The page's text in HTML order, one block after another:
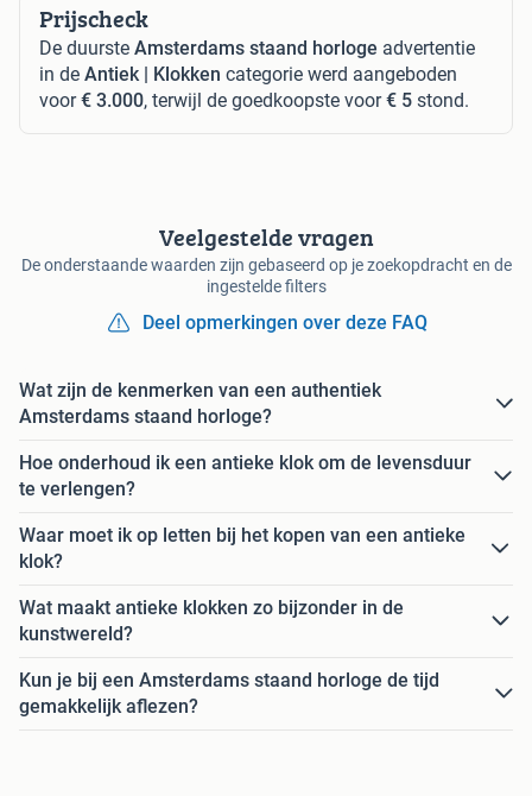
Prijscheck
De duurste Amsterdams staand horloge advertentie
in de Antiek | Klokken categorie werd aangeboden
voor€ 3.000, terwijl de goedkoopste voor€ 5 stond.
Veelgestelde vragen
De onderstaande waarden zijn gebaseerd op je zoekopdracht en de
ingestelde filters
Deel opmerkingen over deze FAQ
Wat zijn de kenmerken van een authentiek
Amsterdams staand horloge?
Hoe onderhoud ik een antieke klok om de levensduur
te verlengen?
Waar moet ik op letten bij het kopen van een antieke
klok?
Wat maakt antieke klokken zo bijzonder in de
kunstwereld?
Kun je bij een Amsterdams staand horloge de tijd
gemakkelijk aflezen?